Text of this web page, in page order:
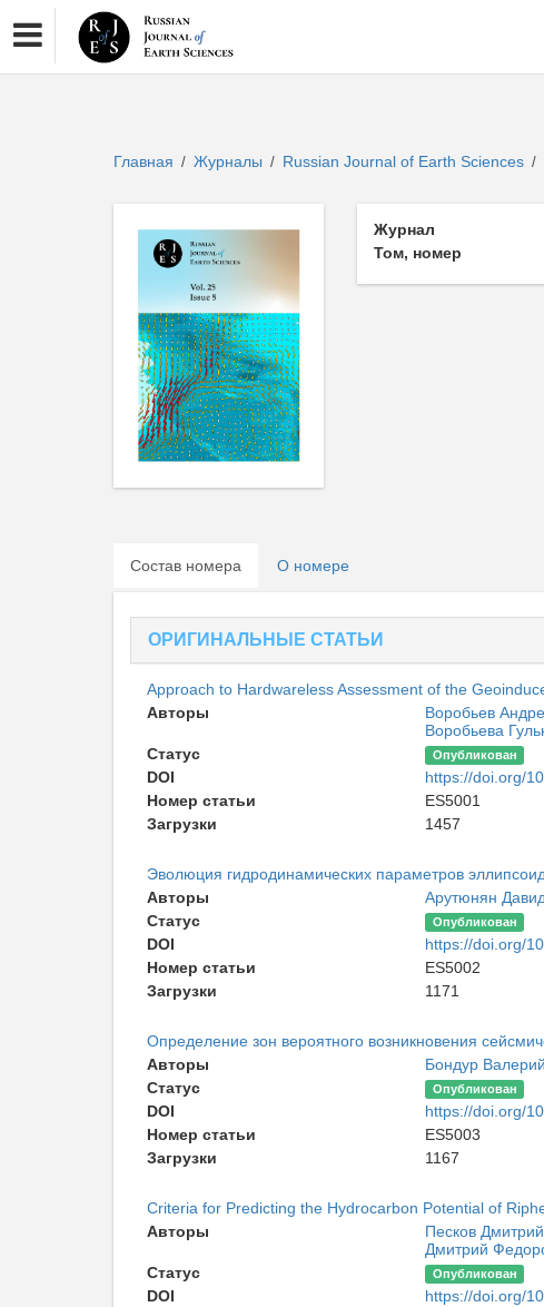
Главная / Журналы / Russian Journal of Earth Sciences /
Журнал
Том, номер
Состав номера О номере
ОРИГИНАЛЬНЫЕ СТАТЬИ
Approach to Hardwareless Assessment of the
Авторы
Воробьев
Воробьева
Статус
Опубликован
DOI
https://doi.org/
Номер статьи
ES5001
Загрузки
1457
Эволюция гидродинамических параметров
Авторы
Арутюнян
Статус
Опубликован
DOI
https://doi.org/
Номер статьи
ES5002
Загрузки
1171
Определение зон вероятного возникновения
Авторы
Бондур
Статус
Опубликован
DOI
https://doi.org/
Номер статьи
ES5003
Загрузки
1167
Criteria for Predicting the Hydrocarbon Potential of
Авторы
Песков
Дмитрий
Статус
Опубликован
DOI
https://doi.org/